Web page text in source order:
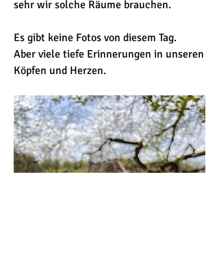
sehr wir solche Räume brauchen.
Es gibt keine Fotos von diesem Tag.
Aber viele tiefe Erinnerungen in unseren
Köpfen und Herzen.